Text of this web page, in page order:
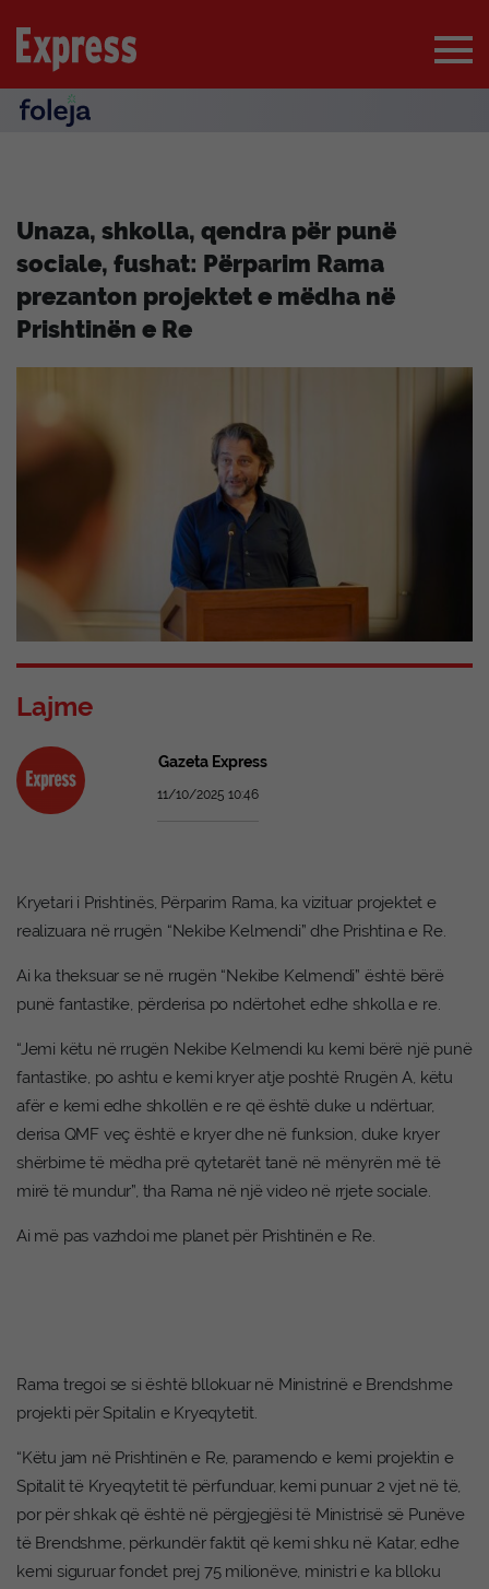
Unaza, shkolla, qendra për punë
sociale, fushat: Përparim Rama
prezanton projektet e mëdha në
Prishtinën e Re
Lajme
Gazeta Express
11/10/2025 10:46
Kryetari i Prishtinës, Përparim Rama, ka vizituar projektet e
realizuara në rrugën “Nekibe Kelmendi” dhe Prishtina e Re.
Ai ka theksuar se në rrugën “Nekibe Kelmendi” është bërë
punë fantastike, përderisa po ndërtohet edhe shkolla e re.
“Jemi këtu në rrugën Nekibe Kelmendi ku kemi bërë një punë
fantastike, po ashtu e kemi kryer atje poshtë Rrugën A, këtu
afër e kemi edhe shkollën e re që është duke u ndërtuar,
derisa QMF veç është e kryer dhe në funksion, duke kryer
shërbime të mëdha prë qytetarët tanë në mënyrën më të
mirë të mundur”, tha Rama në një video në rrjete sociale.
Ai më pas vazhdoi me planet për Prishtinën e Re.
Rama tregoi se si është bllokuar në Ministrinë e Brendshme
projekti për Spitalin e Kryeqytetit.
“Këtu jam në Prishtinën e Re, paramendo e kemi projektin e
Spitalit të Kryeqytetit të përfunduar, kemi punuar 2 vjet në të,
por për shkak që është në përgjegjësi të Ministrisë së Punëve
të Brendshme, përkundër faktit që kemi shku në Katar, edhe
kemi siguruar fondet prej 75 milionëve, ministri e ka blloku